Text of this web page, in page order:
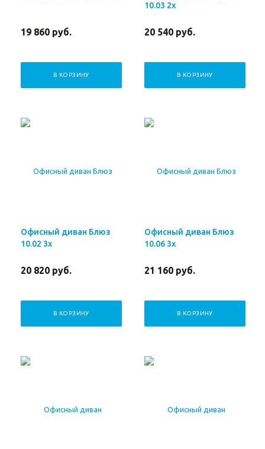
19 860 руб.
В КОРЗИНУ
10.03 2х
20 540 руб.
В КОРЗИНУ
Офисный диван Блюз
10.02 3х
20 820 руб.
В КОРЗИНУ
Офисный диван Блюз
10.06 3х
21 160 руб.
В КОРЗИНУ